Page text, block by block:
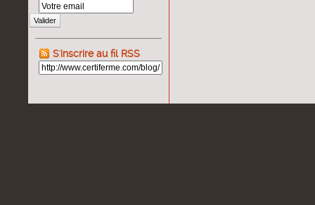
Valider
S'inscrire au fil RSS